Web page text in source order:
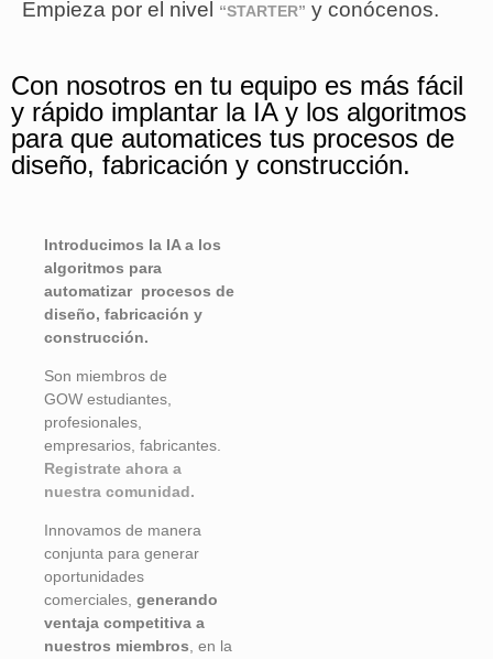
Empieza por el nivel “STARTER” y conócenos.
Con nosotros en tu equipo es más fácil
y rápido implantar la IA y los algoritmos
para que automatices tus procesos de
diseño, fabricación y construcción.
Introducimos la IA a los
algoritmos para
automatizar procesos de
diseño, fabricación y
construcción.
Son miembros de
GOW estudiantes,
profesionales,
empresarios, fabricantes.
Registrate ahora a
nuestra comunidad.
Innovamos de manera
conjunta para generar
oportunidades
comerciales, generando
ventaja competitiva a
nuestros miembros, en la